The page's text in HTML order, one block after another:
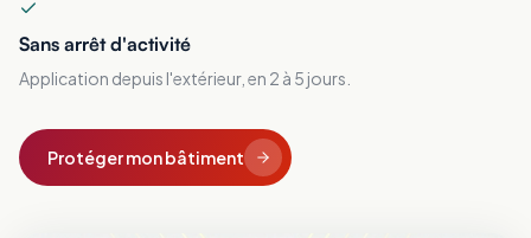
Sans arrêt d'activité
Application depuis l'extérieur, en 2 à 5 jours.
Protéger mon bâtiment